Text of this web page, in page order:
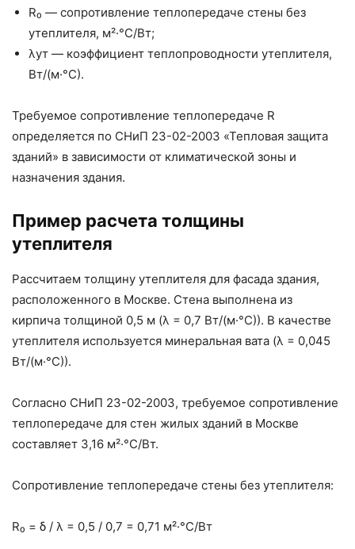
R₀ — сопротивление теплопередаче стены без
утеплителя, м²·°С/Вт;
λут — коэффициент теплопроводности утеплителя,
Вт/(м·°С).
Требуемое сопротивление теплопередаче R
определяется по СНиП 23-02-2003 «Тепловая защита
зданий» в зависимости от климатической зоны и
назначения здания.
Пример расчета толщины
утеплителя
Рассчитаем толщину утеплителя для фасада здания,
расположенного в Москве. Стена выполнена из
кирпича толщиной 0,5 м (λ = 0,7 Вт/(м·°С)). В качестве
утеплителя используется минеральная вата (λ = 0,045
Вт/(м·°С)).
Согласно СНиП 23-02-2003, требуемое сопротивление
теплопередаче для стен жилых зданий в Москве
составляет 3,16 м²·°С/Вт.
Сопротивление теплопередаче стены без утеплителя:
R₀ = δ / λ = 0,5 / 0,7 = 0,71 м²·°С/Вт